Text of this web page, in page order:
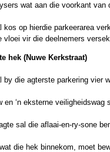
wat aan die voorkant van
kos op hierdie parkeerarea
vloei vir die deelnemers
hek (Nuwe Kerkstraat)
by die agterste parkering vier
en ‘n eksterne veiligheidswag
sal die aflaai-en-ry-sone
die hek binnekom, moet